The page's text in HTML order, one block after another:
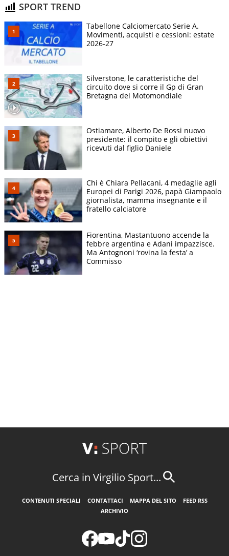
SPORT TREND
Tabellone Calciomercato Serie A.
Movimenti, acquisti e cessioni: estate
2026-27
Silverstone, le caratteristiche del
circuito dove si corre il Gp di Gran
Bretagna del Motomondiale
Ostiamare, Alberto De Rossi nuovo
presidente: il compito e gli obiettivi
ricevuti dal figlio Daniele
Chi è Chiara Pellacani, 4 medaglie agli
Europei di Parigi 2026, papà Giampaolo
giornalista, mamma insegnante e il
fratello calciatore
Fiorentina, Mastantuono accende la
febbre argentina e Adani impazzisce.
Ma Antognoni ‘rovina la festa’ a
Commisso
Cerca in Virgilio Sport...
CONTENUTI SPECIALI CONTATTACI MAPPA DEL SITO
FEED RSS
ARCHIVIO